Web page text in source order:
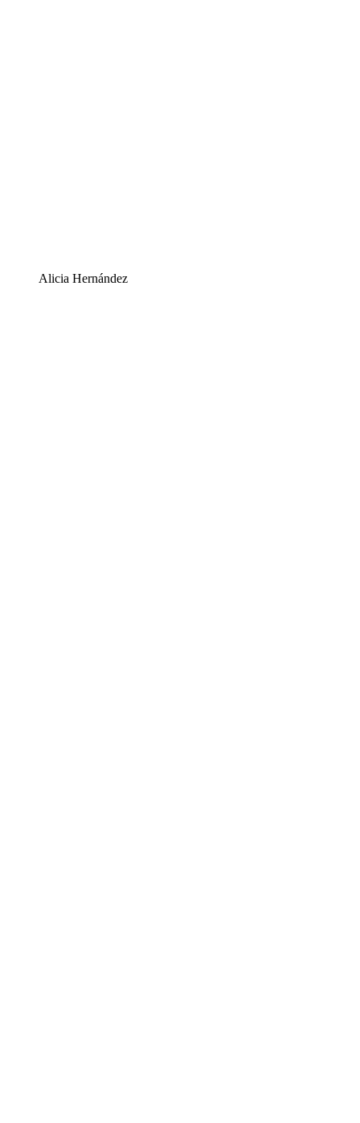
Alicia Hernández